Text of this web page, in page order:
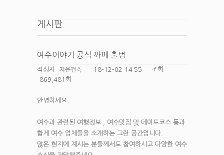
게시판
여수이야기 공식 까페 출범
작성자 지은건축 18-12-02 14:55
조회
869,481회
안녕하세요.
여수과 관련된 여행정보 , 여수맛집 및 데이트코스 등과
함게 여수 업체들을 소개하는 그런 공간입니다.
많은 현지에 계시는 분들께서도 참여하시고 다양한 여수